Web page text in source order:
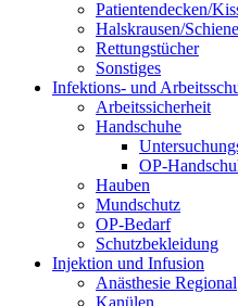
Patientendecken/
Halskrausen/
Rettungstücher
Sonstiges
Infektions- und
Arbeitssicherheit
Handschuhe
OP-
Hauben
Mundschutz
OP-Bedarf
Schutzbekleidung
Injektion und Infusion
Anästhesie Regional
Kanülen